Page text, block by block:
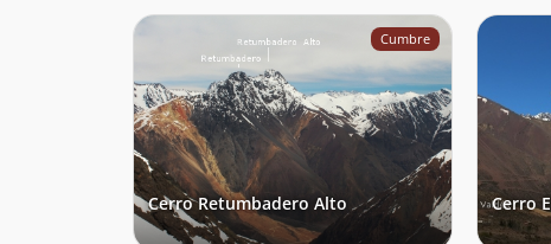
Cumbre
Cerro Retumbadero Alto Cerro